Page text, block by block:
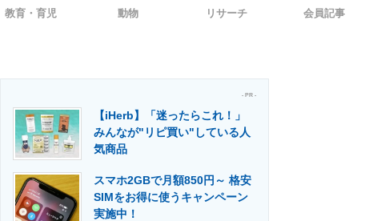
のコミュニティ マーケ×ITの今がよく分かる
入・活用を支援
教育・育児 動物 リサーチ 会員記事
- PR -
【iHerb】「迷ったらこれ！」
みんなが"リピ買い"している人
気商品
スマホ2GBで月額850円～ 格安
SIMをお得に使うキャンペーン
実施中！